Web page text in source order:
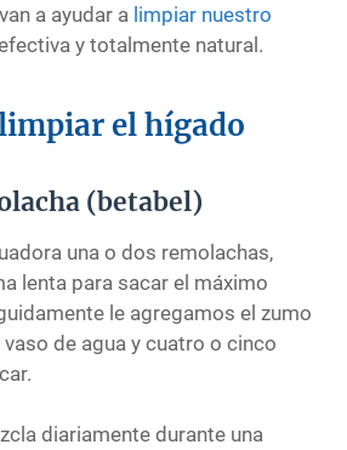
a ayudar a limpiar nuestro
y totalmente natural.
el hígado
(betabel)
una o dos remolachas,
lenta para sacar el máximo
le agregamos el zumo
de agua y cuatro o cinco
diariamente durante una